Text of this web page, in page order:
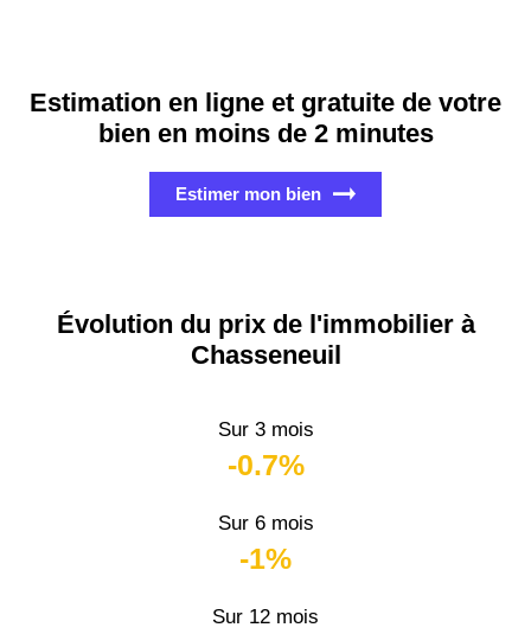
Estimation en ligne et gratuite de votre
bien en moins de 2 minutes
Estimer mon bien
Évolution du prix de l'immobilier à
Chasseneuil
Sur 3 mois
-0.7%
Sur 6 mois
-1%
Sur 12 mois